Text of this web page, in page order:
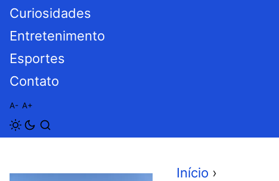
Curiosidades
Entretenimento
Esportes
Contato
A- A+
Início ›